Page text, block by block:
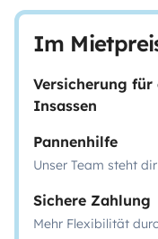
Im
Versicherung für
Insassen
Pannenhilfe
Unser Team steht
Sichere Zahlung
Mehr Flexibilität